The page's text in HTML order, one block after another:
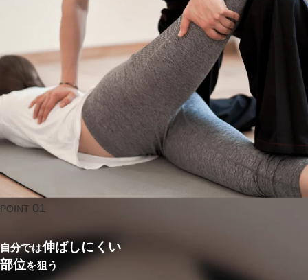
POINT 01
自分では伸ばしにくい
部位を狙う